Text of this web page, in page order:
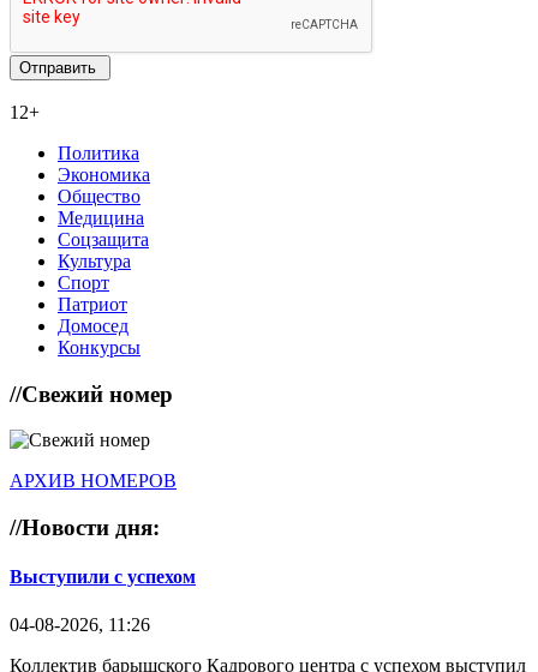
12+
Политика
Экономика
Общество
Медицина
Соцзащита
Культура
Спорт
Патриот
Домосед
Конкурсы
//Свежий номер
АРХИВ НОМЕРОВ
//Новости дня:
Выступили с успехом
04-08-2026, 11:26
Коллектив барышского Кадрового центра с успехом выступил